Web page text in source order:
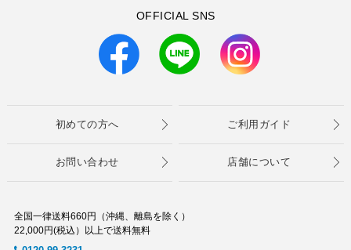
OFFICIAL SNS
初めての方へ ご利用ガイド
お問い合わせ 店舗について
全国一律送料660円（沖縄、離島を除く）
22,000円(税込）以上で送料無料